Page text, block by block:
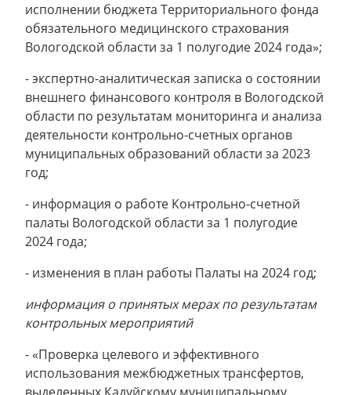
исполнении бюджета Территориального фонда
обязательного медицинского страхования
Вологодской области за 1 полугодие 2024 года»;
- экспертно-аналитическая записка о состоянии
внешнего финансового контроля в Вологодской
области по результатам мониторинга и анализа
деятельности контрольно-счетных органов
муниципальных образований области за 2023
год;
- информация о работе Контрольно-счетной
палаты Вологодской области за 1 полугодие
2024 года;
- изменения в план работы Палаты на 2024 год;
информация о принятых мерах по результатам
контрольных мероприятий
- «Проверка целевого и эффективного
использования межбюджетных трансфертов,